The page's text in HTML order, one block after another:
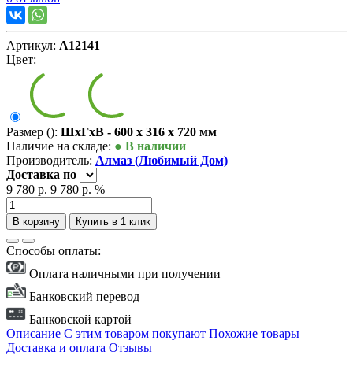
Артикул: А12141
Цвет:
Размер (): ШxГxВ - 600 x 316 x 720 мм
Наличие на складе: ● В наличии
Производитель: Алмаз (Любимый Дом)
Доставка по
9 780 р. 9 780 р. %
В корзину Купить в 1 клик
Способы оплаты:
Оплата наличными при получении
Банковский перевод
Банковской картой
Описание С этим товаром покупают Похожие товары
Доставка и оплата Отзывы